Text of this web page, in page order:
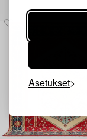
Asetukset